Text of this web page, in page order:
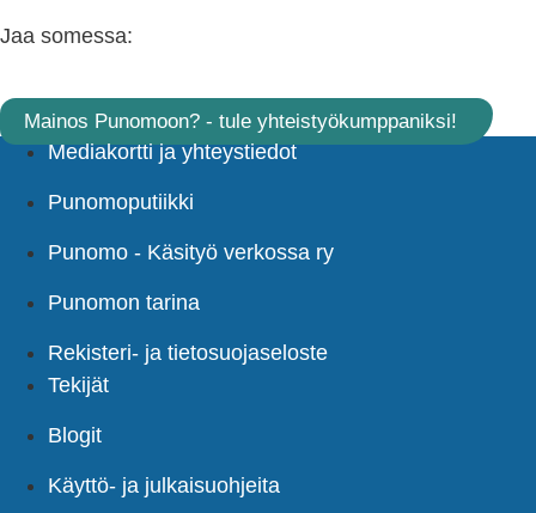
Jaa somessa:
Mainos Punomoon? - tule yhteistyökumppaniksi!
Mediakortti ja yhteystiedot
Punomoputiikki
Punomo - Käsityö verkossa ry
Punomon tarina
Rekisteri- ja tietosuojaseloste
Tekijät
Blogit
Käyttö- ja julkaisuohjeita